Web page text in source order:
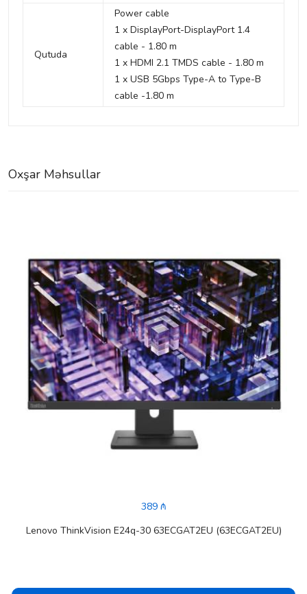
Qutuda
Power cable
1 x DisplayPort-DisplayPort 1.4
cable - 1.80 m
1 x HDMI 2.1 TMDS cable - 1.80 m
1 x USB 5Gbps Type-A to Type-B
cable -1.80 m
Oxşar Məhsullar
389 ₼
Lenovo ThinkVision E24q-30 63ECGAT2EU (63ECGAT2EU)